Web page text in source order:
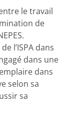
le travail
de
l’ISPA dans
dans une
dans
selon sa
sa